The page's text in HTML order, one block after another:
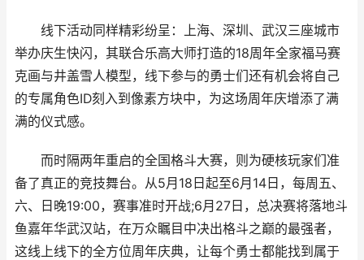
线下活动同样精彩纷呈：上海、深圳、武汉三座城市
举办庆生快闪，其联合乐高大师打造的18周年全家福马赛
克画与井盖雪人模型，线下参与的勇士们还有机会将自己
的专属角色ID刻入到像素方块中，为这场周年庆增添了满
满的仪式感。
而时隔两年重启的全国格斗大赛，则为硬核玩家们准
备了真正的竞技舞台。从5月18日起至6月14日，每周五、
六、日晚19:00，赛事准时开战;6月27日，总决赛将落地斗
鱼嘉年华武汉站，在万众瞩目中决出格斗之巅的最强者，
这线上线下的全方位周年庆典，让每个勇士都能找到属于